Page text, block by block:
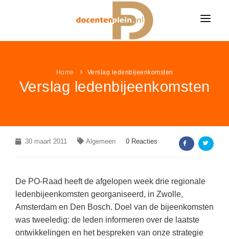
NIEUWS
ONDERWIJSNIEUWS
Speciaal onderwijs
NIEUWSDOSSIER
Pesten op school
LESIDEE
Voortgezet onderwijs
Speciaal onderwijs
LAATSTE LESIDEEËN
Bekijk alle onderwijsvacatures »
Groepsleerkracht(366)
Nederlands(86)
Wiskunde (44)
LEUK & LEERZAAM
Alle kleurplaten
Boerderij kleurplaten
Kerst kleurplaten
VAKKEN
Aardrijkskunde / ANW
Bewegingsonderwijs
MEER...
AANBIEDINGEN
Boek: Kleine werelden van het zonnestelsel
Home Verslag ledenbijeenkomsten
Verslag ledenbijeenkomsten
30 maart 2011 Algemeen 0 Reacties
De PO-Raad heeft de afgelopen week drie regionale
ledenbijeenkomsten georganiseerd, in Zwolle,
Amsterdam en Den Bosch. Doel van de bijeenkomsten
was tweeledig: de leden informeren over de laatste
ontwikkelingen en het bespreken van onze strategie